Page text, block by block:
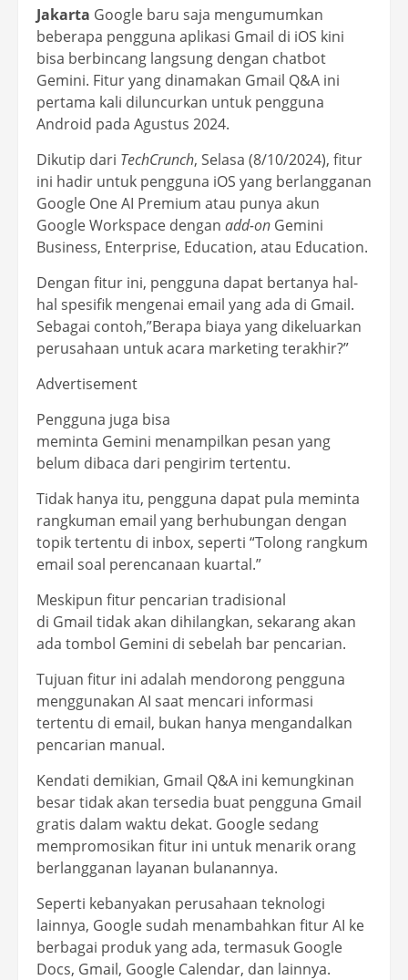
Jakarta Google baru saja mengumumkan
beberapa pengguna aplikasi Gmail di iOS kini
bisa berbincang langsung dengan chatbot
Gemini. Fitur yang dinamakan Gmail Q&A ini
pertama kali diluncurkan untuk pengguna
Android pada Agustus 2024.
Dikutip dari TechCrunch, Selasa (8/10/2024), fitur
ini hadir untuk pengguna iOS yang berlangganan
Google One AI Premium atau punya akun
Google Workspace dengan add-on Gemini
Business, Enterprise, Education, atau Education.
Dengan fitur ini, pengguna dapat bertanya hal-
hal spesifik mengenai email yang ada di Gmail.
Sebagai contoh,”Berapa biaya yang dikeluarkan
perusahaan untuk acara marketing terakhir?”
Advertisement
Pengguna juga bisa
meminta Gemini menampilkan pesan yang
belum dibaca dari pengirim tertentu.
Tidak hanya itu, pengguna dapat pula meminta
rangkuman email yang berhubungan dengan
topik tertentu di inbox, seperti “Tolong rangkum
email soal perencanaan kuartal.”
Meskipun fitur pencarian tradisional
di Gmail tidak akan dihilangkan, sekarang akan
ada tombol Gemini di sebelah bar pencarian.
Tujuan fitur ini adalah mendorong pengguna
menggunakan AI saat mencari informasi
tertentu di email, bukan hanya mengandalkan
pencarian manual.
Kendati demikian, Gmail Q&A ini kemungkinan
besar tidak akan tersedia buat pengguna Gmail
gratis dalam waktu dekat. Google sedang
mempromosikan fitur ini untuk menarik orang
berlangganan layanan bulanannya.
Seperti kebanyakan perusahaan teknologi
lainnya, Google sudah menambahkan fitur AI ke
berbagai produk yang ada, termasuk Google
Docs, Gmail, Google Calendar, dan lainnya.